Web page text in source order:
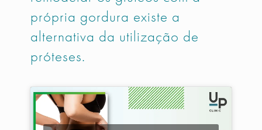
própria gordura existe a
alternativa da utilização de
próteses.